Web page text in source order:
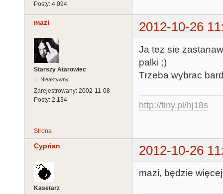
Posty: 4,094
mazi 2012-10-26
Starszy Atarowiec
Nieaktywny
Zarejestrowany: 2002-11-08
Posty: 2,134
Ja tez sie
palki ;)
Trzeba wybrac
http://tiny.pl/hj18s
Strona
Cyprian 2012-10-26
Kasetarz
mazi, będzie